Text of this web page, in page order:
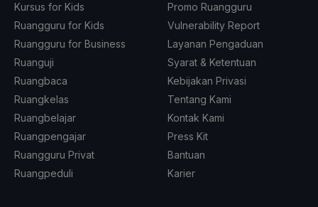
Kursus for Kids
Ruangguru for Kids
Ruangguru for Business
Ruanguji
Ruangbaca
Ruangkelas
Ruangbelajar
Ruangpengajar
Ruangguru Privat
Ruangpeduli
Promo Ruangguru
Vulnerability Report
Layanan Pengaduan
Syarat & Ketentuan
Kebijakan Privasi
Tentang Kami
Kontak Kami
Press Kit
Bantuan
Karier